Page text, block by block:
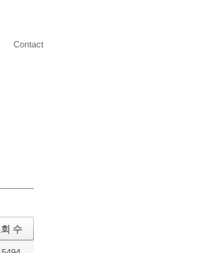
Contact
수